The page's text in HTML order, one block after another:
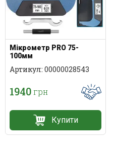
Мікрометр PRO 75-
100мм
Артикул: 00000028543
1940грн
Купити